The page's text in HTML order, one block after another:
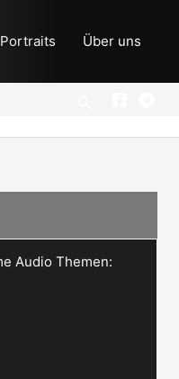
Portraits Über uns
Audio Themen: